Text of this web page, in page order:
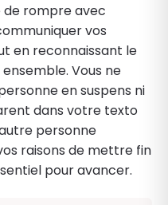
rompre avec
vos
en reconnaissant le
Vous ne
en suspens ni
dans votre texto
personne
raisons de mettre fin
pour avancer.